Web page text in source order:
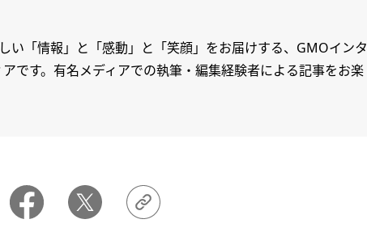
い「情報」と「感動」と「笑顔」をお届けする、GMOインタ
です。有名メディアでの執筆・編集経験者による記事をお楽